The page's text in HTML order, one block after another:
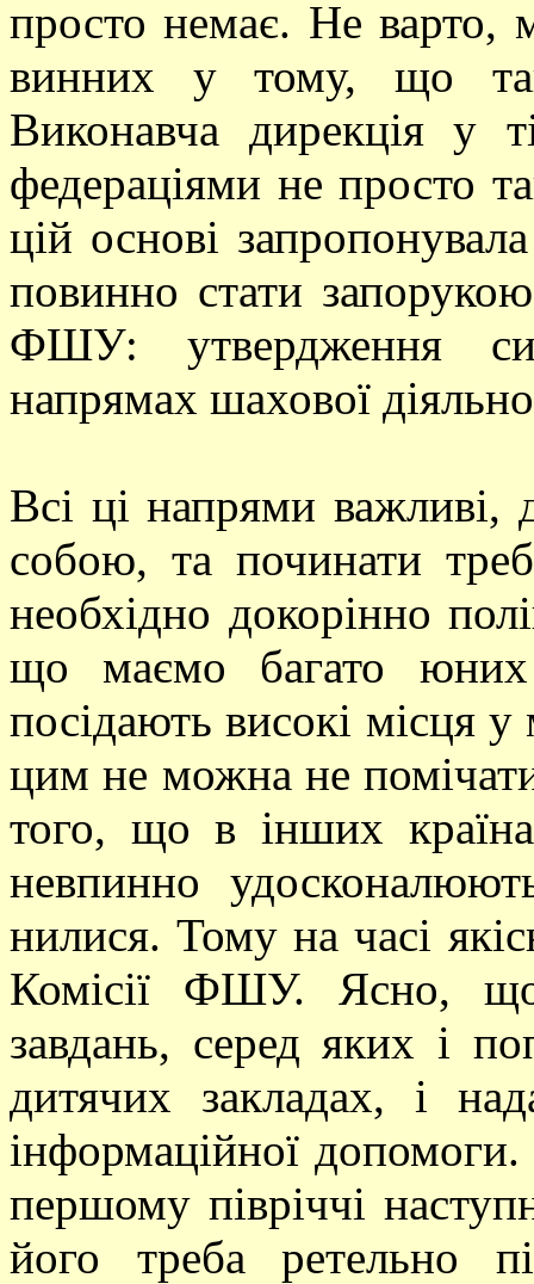
просто немає. Не варто,
винних у тому, що
Виконавча дирекція у
федераціями не просто
цій основі
повинно стати запорукою
ФШУ: утвердження
напрямах шахової
Всі ці напрями важливі,
собою, та починати
необхідно докорінно
що маємо багато
посідають високі місця
цим не можна не
того, що в інших
невпинно
нилися. Тому на часі
Комісії ФШУ. Ясно,
завдань, серед яких і
дитячих закладах, і
інформаційної
першому півріччі
його треба ретельно